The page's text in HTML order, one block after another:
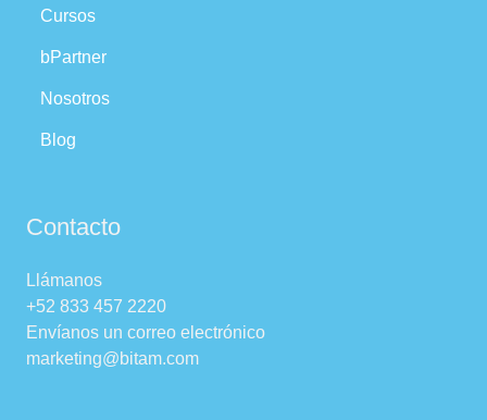
Cursos
bPartner
Nosotros
Blog
Contacto
Llámanos
+52 833 457 2220
Envíanos un correo electrónico
marketing@bitam.com